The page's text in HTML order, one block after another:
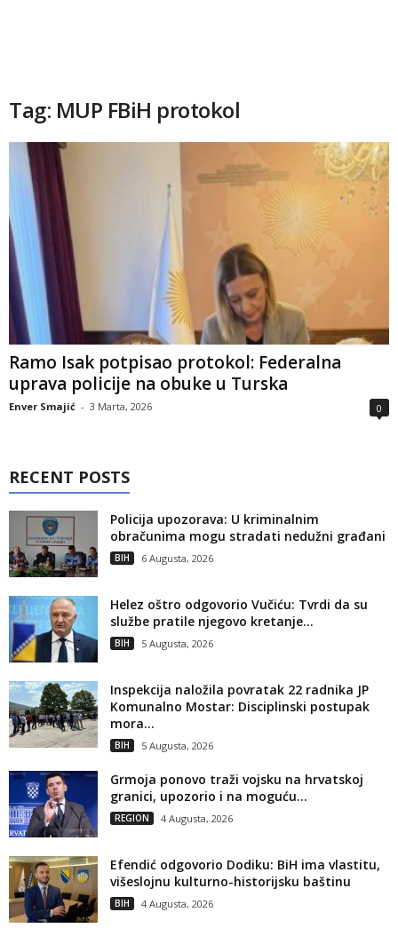
Tag: MUP FBiH protokol
Ramo Isak potpisao protokol: Federalna
uprava policije na obuke u Turska
Enver Smajić - 3 Marta, 2026 0
RECENT POSTS
Policija upozorava: U kriminalnim
obračunima mogu stradati nedužni građani
BIH 6 Augusta, 2026
Helez oštro odgovorio Vučiću: Tvrdi da su
službe pratile njegovo kretanje...
BIH 5 Augusta, 2026
Inspekcija naložila povratak 22 radnika JP
Komunalno Mostar: Disciplinski postupak
mora...
BIH 5 Augusta, 2026
Grmoja ponovo traži vojsku na hrvatskoj
granici, upozorio i na moguću...
REGION 4 Augusta, 2026
Efendić odgovorio Dodiku: BiH ima vlastitu,
višeslojnu kulturno-historijsku baštinu
BIH 4 Augusta, 2026